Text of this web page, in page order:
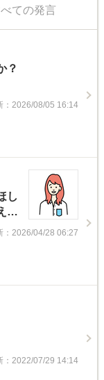
ての発言
？
：2026/08/05 16:14
し
よ
：2026/04/28 06:27
：2022/07/29 14:14